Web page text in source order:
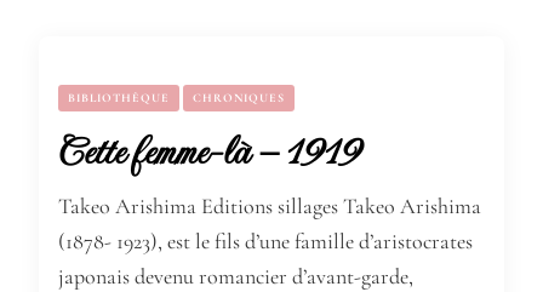
BIBLIOTHÈQUE CHRONIQUES
Cette femme-là – 1919
Takeo Arishima Editions sillages Takeo Arishima
(1878- 1923), est le fils d’une famille d’aristocrates
japonais devenu romancier d’avant-garde,